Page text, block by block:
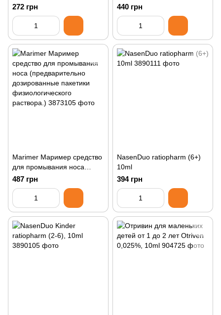
272 грн
Rhinopharyngite, 100ml
440 грн
Marimer Маример средство
для промывания носа
(предварительно
дозированные пакетики
физиологического
раствора.)
487 грн
NasenDuo ratiopharm (6+)
10ml
394 грн